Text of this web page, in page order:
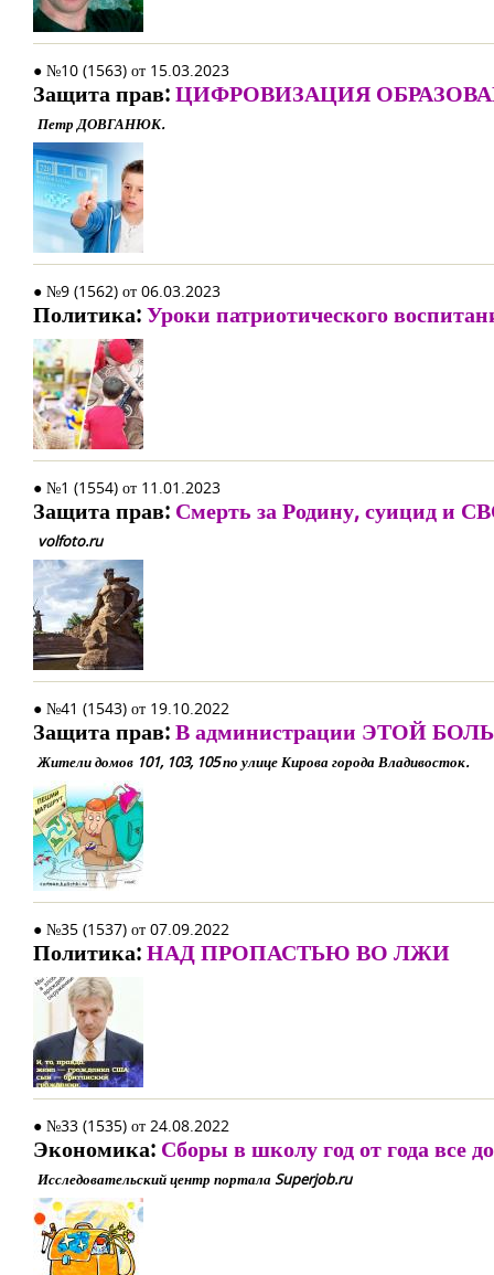
● №10 (1563) от 15.03.2023
Защита прав:ЦИФРОВИЗАЦИЯ
Петр ДОВГАНЮК.
● №9 (1562) от 06.03.2023
Политика:Уроки патриотического
● №1 (1554) от 11.01.2023
Защита прав: Смерть за Родину, суицид и
volfoto.ru
● №41 (1543) от 19.10.2022
Защита прав:В администрации ЭТОЙ
Жители домов 101, 103, 105 по улице Кирова города Владивосток.
● №35 (1537) от 07.09.2022
Политика:НАД ПРОПАСТЬЮ ВО ЛЖИ
● №33 (1535) от 24.08.2022
Экономика: Сборы в школу год от года все
Исследовательский центр портала Superjob.ru